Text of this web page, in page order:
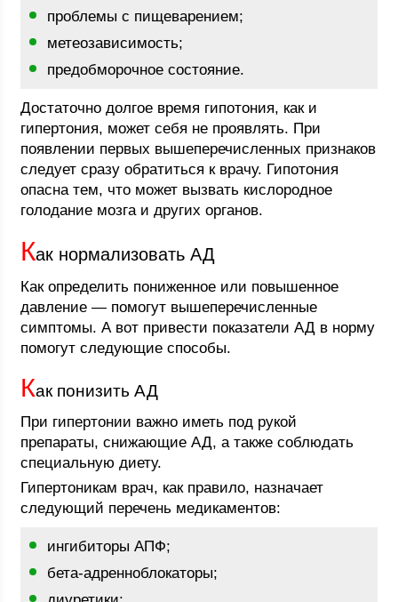
проблемы с пищеварением;
метеозависимость;
предобморочное состояние.
Достаточно долгое время гипотония, как и
гипертония, может себя не проявлять. При
появлении первых вышеперечисленных признаков
следует сразу обратиться к врачу. Гипотония
опасна тем, что может вызвать кислородное
голодание мозга и других органов.
Как нормализовать АД
Как определить пониженное или повышенное
давление — помогут вышеперечисленные
симптомы. А вот привести показатели АД в норму
помогут следующие способы.
Как понизить АД
При гипертонии важно иметь под рукой
препараты, снижающие АД, а также соблюдать
специальную диету.
Гипертоникам врач, как правило, назначает
следующий перечень медикаментов:
ингибиторы АПФ;
бета-адренноблокаторы;